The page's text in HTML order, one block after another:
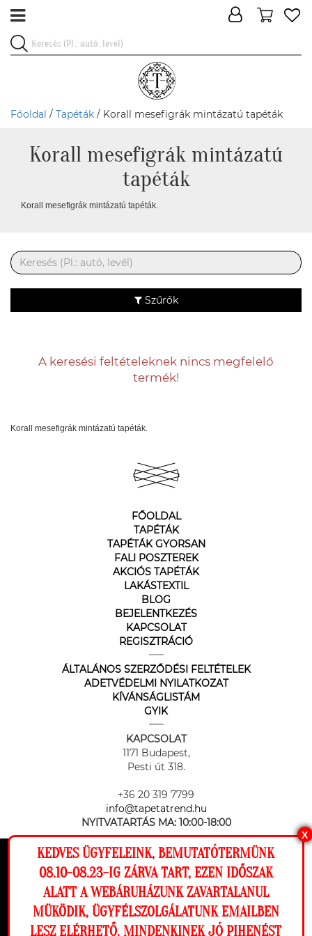
Ez a weboldal cookie-kat használ, hogy a
lehető legjobb élményt nyújtsa honlapunkon.
Beállítások
Főoldal / Tapéták / Korall mesefigrák mintázatú tapéták
Korall mesefigrák mintázatú
tapéták
Korall mesefigrák mintázatú tapéták.
Szűrők
A keresési feltételeknek nincs megfelelő
termék!
Korall mesefigrák mintázatú tapéták.
FŐOLDAL
TAPÉTÁK
TAPÉTÁK GYORSAN
FALI POSZTEREK
AKCIÓS TAPÉTÁK
LAKÁSTEXTIL
BLOG
BEJELENTKEZÉS
KAPCSOLAT
REGISZTRÁCIÓ
ÁLTALÁNOS SZERZŐDÉSI FELTÉTELEK
ADETVÉDELMI NYILATKOZAT
KÍVÁNSÁGLISTÁM
GYIK
KAPCSOLAT
1171 Budapest,
Pesti út 318.
+36 20 319 7799
info@tapetatrend.hu
NYITVATARTÁS MA: 10:00-18:00
Az online fizetést a Barion Payment Zrt. biztosítja, MNB engedély
száma: H-EN-I-1064/2013
X
KEDVES ÜGYFELEINK, BEMUTATÓTERMÜNK
08.10-08.23-IG ZÁRVA TART, EZEN IDŐSZAK
ALATT A WEBÁRUHÁZUNK ZAVARTALANUL
MÜKÖDIK, ÜGYFÉLSZOLGÁLATUNK EMAILBEN
LESZ ELÉRHETŐ. MINDENKINEK JÓ PIHENÉST